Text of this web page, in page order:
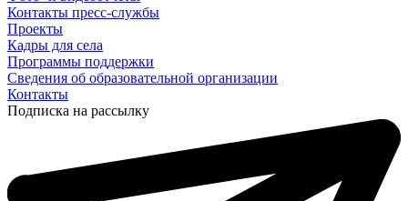
Контакты пресс-службы
Проекты
Кадры для села
Программы поддержки
Сведения об образовательной организации
Контакты
Подписка на рассылку